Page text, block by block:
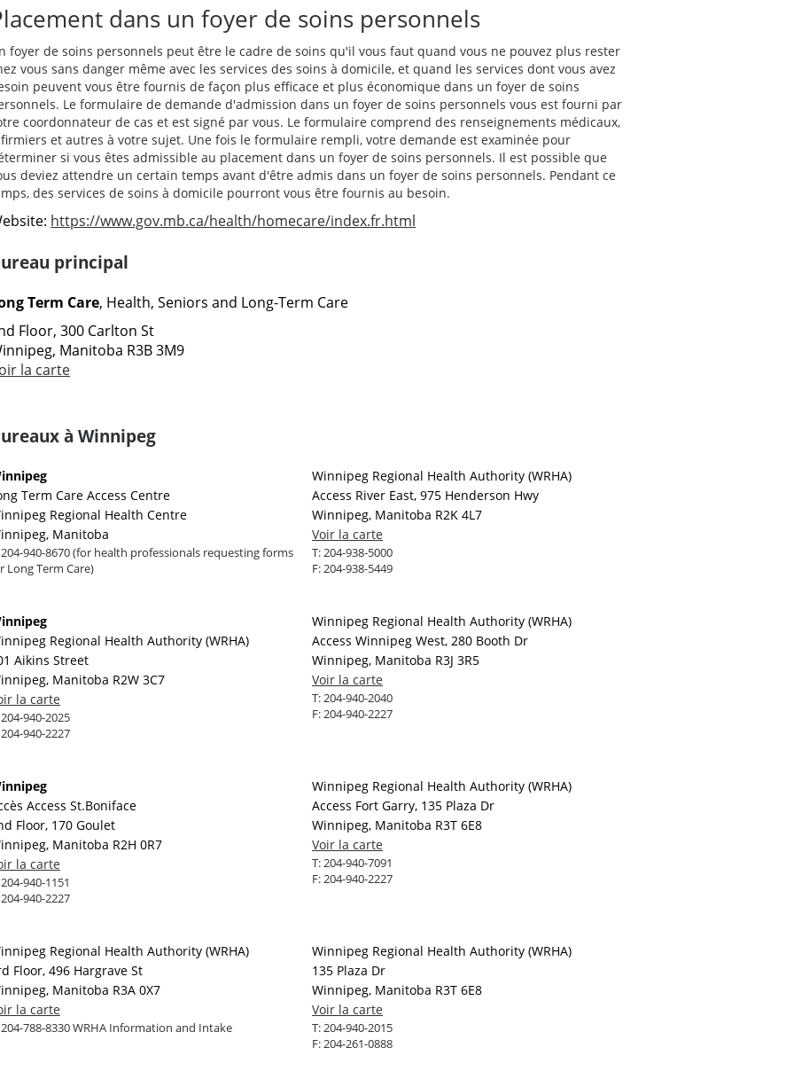
dans un foyer de soins personnels
foyer de soins personnels peut être le cadre de soins qu'il vous faut quand vous ne pouvez plus rester
vous sans danger même avec les services des soins à domicile, et quand les services dont vous avez
peuvent vous être fournis de façon plus efficace et plus économique dans un foyer de soins
Le formulaire de demande d'admission dans un foyer de soins personnels vous est fourni par
coordonnateur de cas et est signé par vous. Le formulaire comprend des renseignements médicaux,
et autres à votre sujet. Une fois le formulaire rempli, votre demande est examinée pour
si vous êtes admissible au placement dans un foyer de soins personnels. Il est possible que
deviez attendre un certain temps avant d'être admis dans un foyer de soins personnels. Pendant ce
des services de soins à domicile pourront vous être fournis au besoin.
https://www.gov.mb.ca/health/homecare/index.fr.html
principal
Term Care, Health, Seniors and Long-Term Care
Floor, 300 Carlton St
Manitoba R3B 3M9
la carte
à Winnipeg
Term Care Access Centre
Regional Health Centre
Manitoba
204-940-8670 (for health professionals requesting forms
Long Term Care)
Winnipeg Regional Health Authority (WRHA)
Access River East, 975 Henderson Hwy
Winnipeg, Manitoba R2K 4L7
Voir la carte
T:204-938-5000
F:204-938-5449
Regional Health Authority (WRHA)
Aikins Street
Manitoba R2W 3C7
la carte
204-940-2025
204-940-2227
Winnipeg Regional Health Authority (WRHA)
Access Winnipeg West, 280 Booth Dr
Winnipeg, Manitoba R3J 3R5
Voir la carte
T:204-940-2040
F:204-940-2227
Access St.Boniface
Floor, 170 Goulet
Manitoba R2H 0R7
la carte
204-940-1151
204-940-2227
Winnipeg Regional Health Authority (WRHA)
Access Fort Garry, 135 Plaza Dr
Winnipeg, Manitoba R3T 6E8
Voir la carte
T:204-940-7091
F:204-940-2227
Regional Health Authority (WRHA)
Floor, 496 Hargrave St
Manitoba R3A 0X7
la carte
204-788-8330 WRHA Information and Intake
Winnipeg Regional Health Authority (WRHA)
135 Plaza Dr
Winnipeg, Manitoba R3T 6E8
Voir la carte
T:204-940-2015
F:204-261-0888